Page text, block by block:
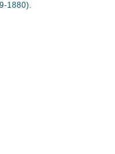
1880).